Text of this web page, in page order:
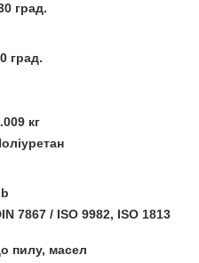
град.
град.
кг
7867 / ISO 9982, ISO 1813
пилу, масел